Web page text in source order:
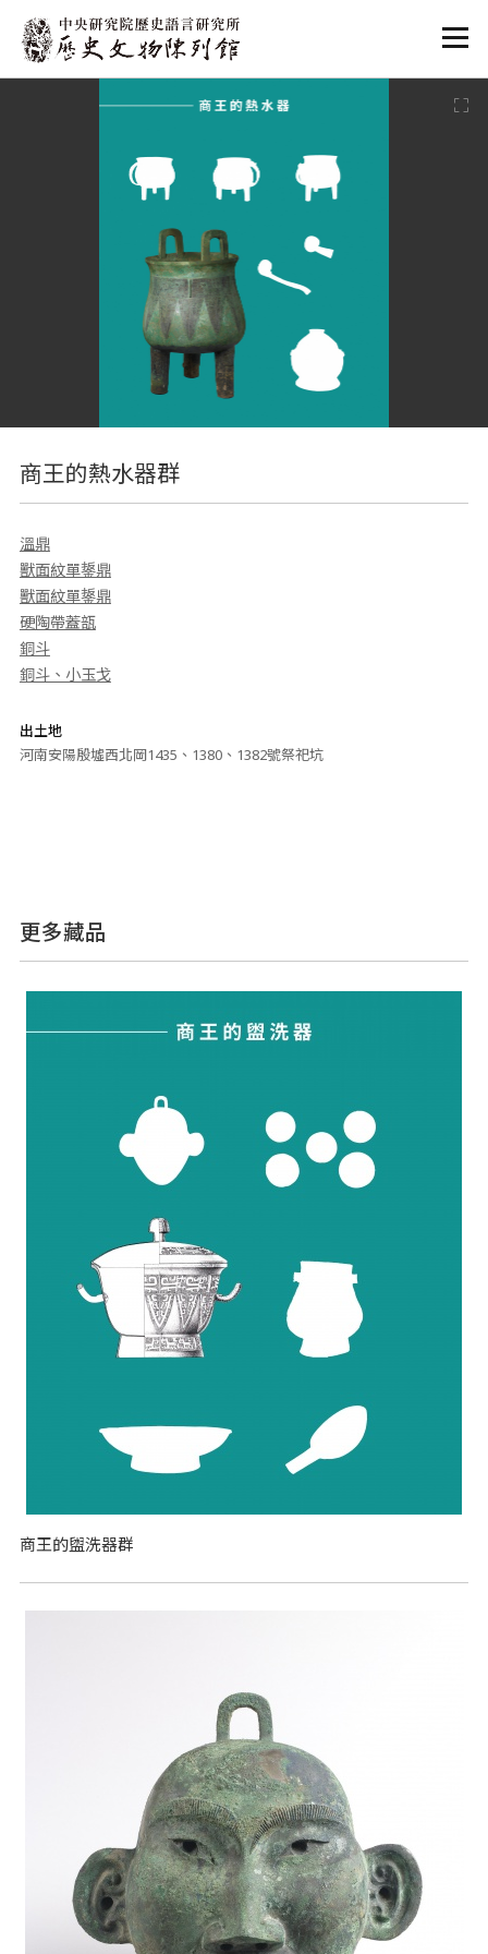
:::
商王的熱水器群
溫鼎
獸面紋單鋬鼎
獸面紋單鋬鼎
硬陶帶蓋瓿
銅斗
銅斗、小玉戈
出土地
河南安陽殷墟西北岡1435、1380、1382號祭祀坑
更多藏品
商王的盥洗器群